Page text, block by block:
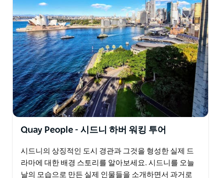
Quay People - 시드니 하버 워킹 투어
시드니의 상징적인 도시 경관과 그것을 형성한 실제 드
라마에 대한 배경 스토리를 알아보세요. 시드니를 오늘
날의 모습으로 만든 실제 인물들을 소개하면서 과거로